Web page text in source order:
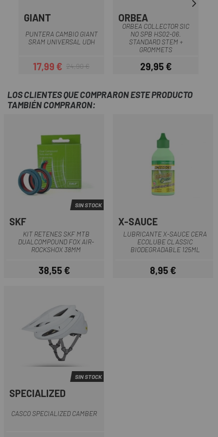
GIANT
PUNTERA CAMBIO GIANT
SRAM UNIVERSAL UDH
Precio
17,99 €Precio regular
24,90 €
ORBEA
ORBEA COLLECTOR SIC
NO SPB HS02-06.
STANDARD STEM +
GROMMETS
Precio
29,95 €
LOS CLIENTES QUE COMPRARON ESTE PRODUCTO
TAMBIÉN COMPRARON:
SIN STOCK
SKF
KIT RETENES SKF MTB
DUALCOMPOUND FOX AIR-
ROCKSHOX 38MM
Precio
38,55 €
X-SAUCE
LUBRICANTE X-SAUCE CERA
ECOLUBE CLASSIC
BIODEGRADABLE 125ML
Precio
8,95 €
SIN STOCK
SPECIALIZED
CASCO SPECIALIZED CAMBER